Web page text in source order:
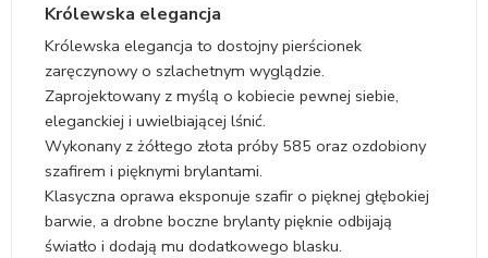
Królewska elegancja
Królewska elegancja to dostojny pierścionek
zaręczynowy o szlachetnym wyglądzie.
Zaprojektowany z myślą o kobiecie pewnej siebie,
eleganckiej i uwielbiającej lśnić.
Wykonany z żółtego złota próby 585 oraz ozdobiony
szafirem i pięknymi brylantami.
Klasyczna oprawa eksponuje szafir o pięknej głębokiej
barwie, a drobne boczne brylanty pięknie odbijają
światło i dodają mu dodatkowego blasku.